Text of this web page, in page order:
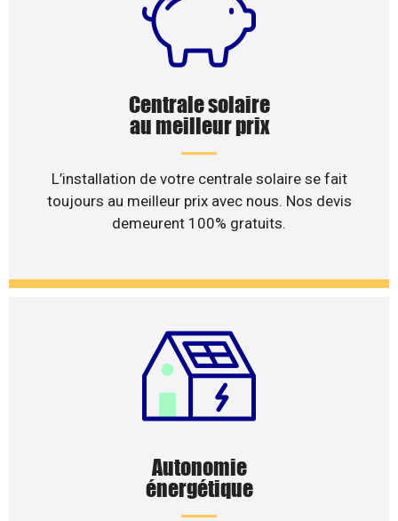
Centrale solaire
au meilleur prix
L’installation de votre centrale solaire se fait
toujours au meilleur prix avec nous. Nos devis
demeurent 100% gratuits.
Autonomie
énergétique